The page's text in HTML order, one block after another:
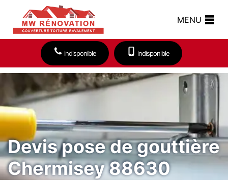
MENU
indisponible indisponible
Devis pose de gouttière
Chermisey 88630